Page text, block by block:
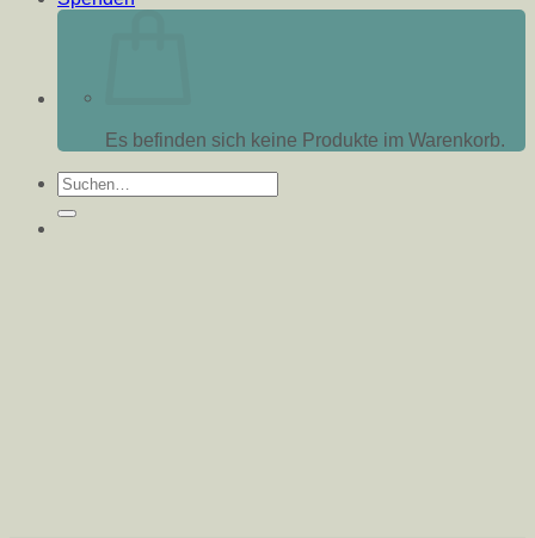
Es befinden sich keine Produkte im Warenkorb.
Suche
nach: